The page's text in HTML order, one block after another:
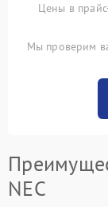
Цены в
Мы проверим
NEC